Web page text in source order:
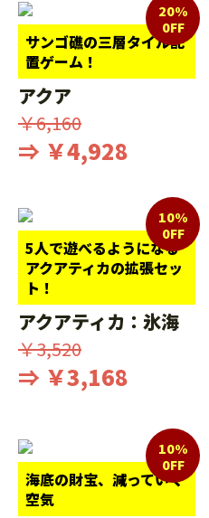
サンゴ礁の三層タイル配
置ゲーム！
20%
0FF
アクア
￥6,160
⇒ ￥4,928
5人で遊べるようになる
アクアティカの拡張セッ
ト！
10%
0FF
アクアティカ：氷海
￥3,520
⇒ ￥3,168
海底の財宝、減っていく
空気
10%
0FF